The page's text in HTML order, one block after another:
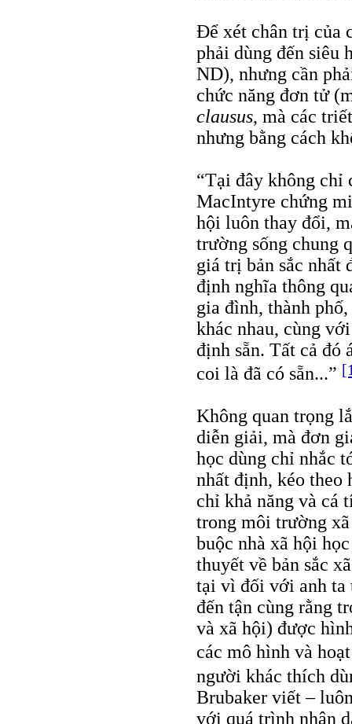
Để xét chân trị của
phải dùng đến siêu
ND), nhưng cần
chức năng đơn tử
clausus, mà các
nhưng bằng cách
“Tại đây không chỉ
MacIntyre chứng
hội luôn thay đổi,
trường sống chung
giá trị bản sắc nhất
định nghĩa thông
gia đình, thành
khác nhau, cùng
định sẵn. Tất cả đó
coi là đã có sẵn...”
Không quan trọng
diễn giải, mà đơn
học dùng chỉ nhắc
nhất định, kéo theo
chỉ khả năng và cá
trong môi trường
buộc nhà xã hội
thuyết về bản sắc
tại vì đối với anh ta
đến tận cùng rằng
và xã hội) được
các mô hình và
người khác thích
Brubaker viết –
với quá trình nhận